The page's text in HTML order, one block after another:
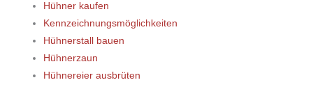
Hühner kaufen
Kennzeichnungsmöglichkeiten
Hühnerstall bauen
Hühnerzaun
Hühnereier ausbrüten